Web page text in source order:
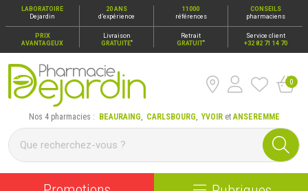
LABORATOIRE
Dejardin
20 ANS
d’expérience
11000
références
CONSEILS
pharmaciens
PRIX
AVANTAGEUX
Livraison
GRATUITE*
Retrait
GRATUIT*
Service client
+32 82 71 14 70
Pharmacie Dejardin Nos 4 pharmacies : Beauraing,
0
Nos 4 pharmacies : BEAURAING, CARLSBOURG,YVOIRetANSEREMME